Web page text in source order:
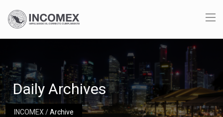
INCOMEX/Archive
Daily Archives